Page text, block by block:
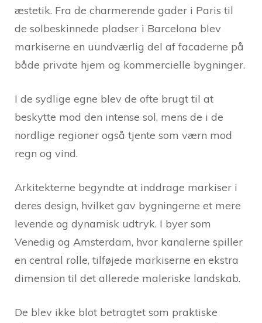
æstetik. Fra de charmerende gader i Paris til
de solbeskinnede pladser i Barcelona blev
markiserne en uundværlig del af facaderne på
både private hjem og kommercielle bygninger.
I de sydlige egne blev de ofte brugt til at
beskytte mod den intense sol, mens de i de
nordlige regioner også tjente som værn mod
regn og vind.
Arkitekterne begyndte at inddrage markiser i
deres design, hvilket gav bygningerne et mere
levende og dynamisk udtryk. I byer som
Venedig og Amsterdam, hvor kanalerne spiller
en central rolle, tilføjede markiserne en ekstra
dimension til det allerede maleriske landskab.
De blev ikke blot betragtet som praktiske